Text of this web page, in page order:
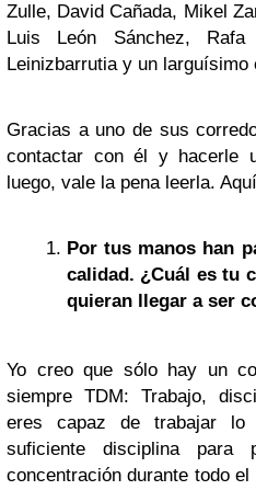
Zulle, David Cañada, Mikel
Luis León Sánchez, Rafa
Leinizbarrutia y un larguísimo
Gracias a uno de sus
contactar con él y hacerle
luego, vale la pena leerla.
Por tus manos han
calidad. ¿Cuál es tu
quieran llegar a ser
Yo creo que sólo hay un
siempre TDM: Trabajo,
eres capaz de trabajar
suficiente disciplina para
concentración durante todo